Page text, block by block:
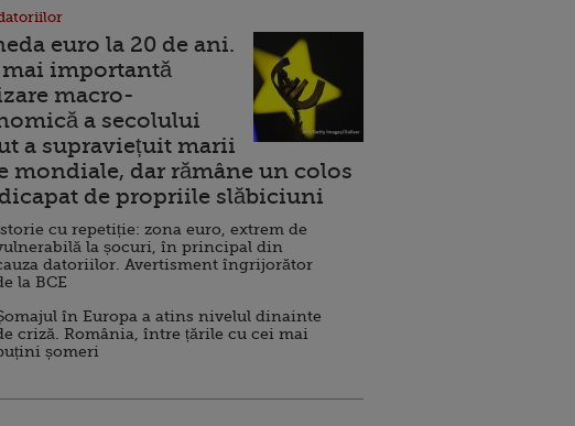
euro la 20 de ani.
mai importantă
macro-
a secolului
a supraviețuit marii
mondiale, dar rămâne un colos
de propriile slăbiciuni
cu repetiție: zona euro, extrem de
la șocuri, în principal din
datoriilor. Avertisment îngrijorător
la BCE
în Europa a atins nivelul dinainte
criză. România, între țările cu cei mai
șomeri